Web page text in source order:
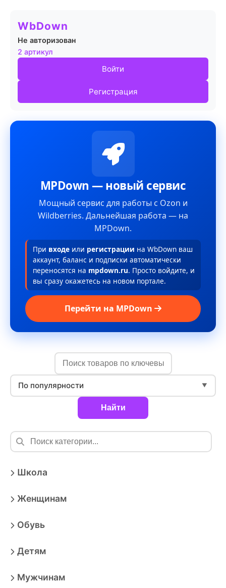
WbDown
Не авторизован
2 артикул
Войти
Регистрация
MPDown — новый сервис
Мощный сервис для работы с Ozon и
Wildberries. Дальнейшая работа — на
MPDown.
При входе или регистрации на WbDown ваш
аккаунт, баланс и подписки автоматически
переносятся на mpdown.ru. Просто войдите, и
вы сразу окажетесь на новом портале.
Перейти на MPDown
По популярности ▼
Найти
Школа
Женщинам
Обувь
Детям
Мужчинам